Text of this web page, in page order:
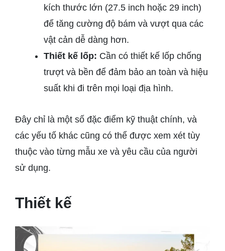
kích thước lớn (27.5 inch hoặc 29 inch)
để tăng cường độ bám và vượt qua các
vật cản dễ dàng hơn.
Thiết kế lốp: Cần có thiết kế lốp chống
trượt và bền để đảm bảo an toàn và hiệu
suất khi đi trên mọi loại địa hình.
Đây chỉ là một số đặc điểm kỹ thuật chính, và
các yếu tố khác cũng có thể được xem xét tùy
thuộc vào từng mẫu xe và yêu cầu của người
sử dụng.
Thiết kế